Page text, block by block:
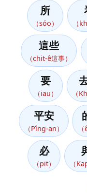
所
（sóo） （
這些
（chit-ê這事）
要
（iau） （
平安
（Pîng-an）
必
（pit） （